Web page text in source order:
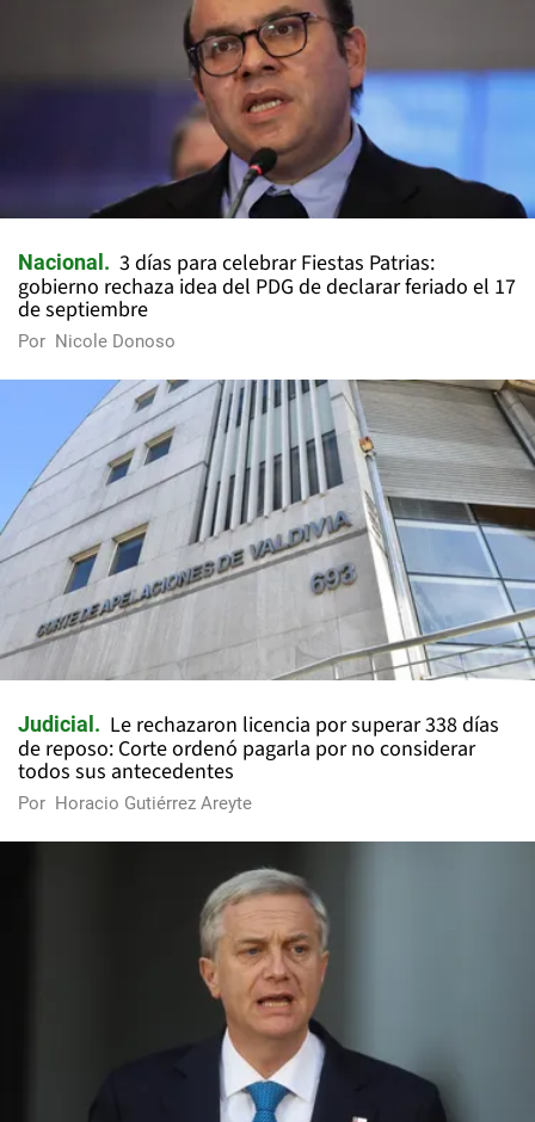
Nacional
3 días para celebrar Fiestas Patrias:
gobierno rechaza idea del PDG de declarar feriado el 17
de septiembre
Por Nicole Donoso
Judicial
Le rechazaron licencia por superar 338 días
de reposo: Corte ordenó pagarla por no considerar
todos sus antecedentes
Por Horacio Gutiérrez Areyte